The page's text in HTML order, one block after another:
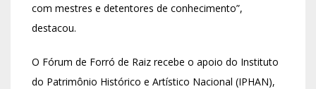
com mestres e detentores de conhecimento”,
destacou.
O Fórum de Forró de Raiz recebe o apoio do Instituto
do Patrimônio Histórico e Artístico Nacional (IPHAN),